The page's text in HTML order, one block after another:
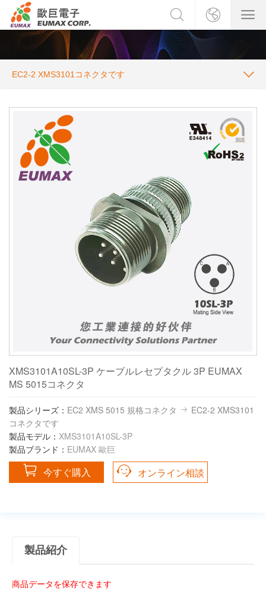
EC2-2 XMS3101コネクタです
XMS3101A10SL-3P ケーブルレセプタクル 3P EUMAX
MS 5015コネクタ
製品シリーズ： EC2 XMS 5015 規格コネクタ
EC2-2 XMS3101
コネクタです
製品モデル： XMS3101A10SL-3P
製品ブランド： EUMAX 歐巨
今すぐ購入 オンライン相談
製品紹介
商品データを保存できます